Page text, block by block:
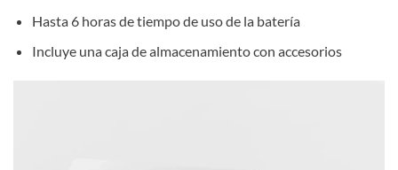
Hasta 6 horas de tiempo de uso de la batería
Incluye una caja de almacenamiento con accesorios